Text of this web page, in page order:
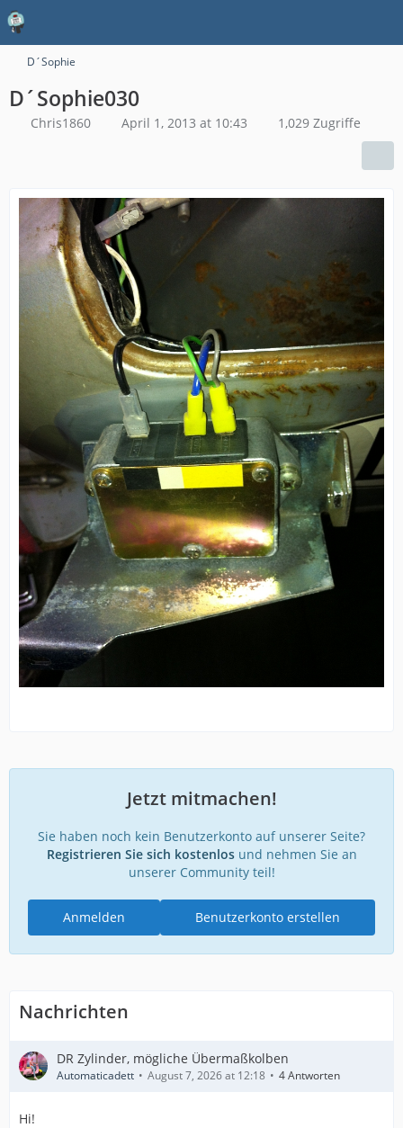
D´Sophie
D´Sophie030
Chris1860 April 1, 2013 at 10:43 1,029 Zugriffe
Jetzt mitmachen!
Sie haben noch kein Benutzerkonto auf unserer Seite?
Registrieren Sie sich kostenlosund nehmen Sie an
unserer Community teil!
Benutzerkonto erstellen
Anmelden
Nachrichten
DR Zylinder, mögliche Übermaßkolben
Automaticadett August 7, 2026 at 12:18 4 Antworten
Hi!